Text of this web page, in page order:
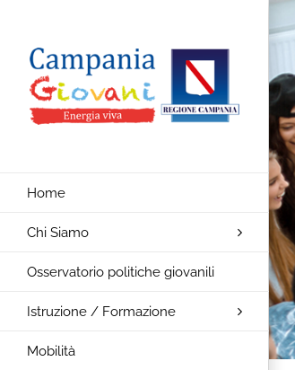
contenuto
Home
Chi Siamo
Osservatorio politiche giovanili
Istruzione / Formazione
Mobilità